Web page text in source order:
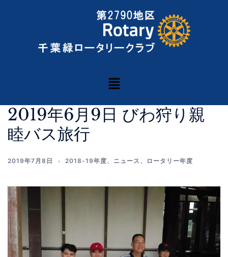
2019年6月9日 びわ狩り親
睦バス旅行
2019年7月8日 2018-19年度、 ニュース 、 ロータリー年度